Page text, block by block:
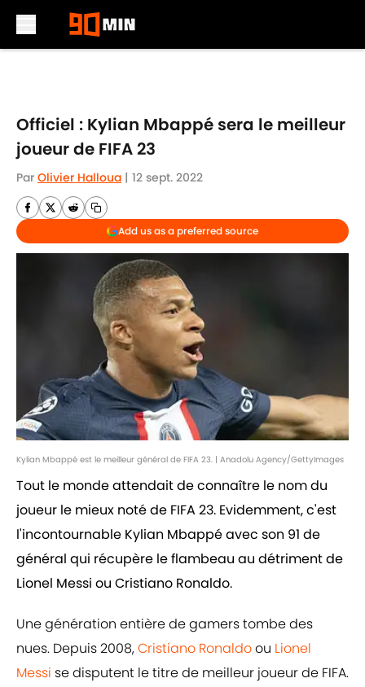
Officiel : Kylian Mbappé sera le meilleur
joueur de FIFA 23
Par Olivier Halloua | 12 sept. 2022
Add us as a preferred source
Kylian Mbappé est le meilleur général de FIFA 23. | Anadolu Agency/GettyImages
Tout le monde attendait de connaître le nom du
joueur le mieux noté de FIFA 23. Evidemment, c'est
l'incontournable Kylian Mbappé avec son 91 de
général qui récupère le flambeau au détriment de
Lionel Messi ou Cristiano Ronaldo.
Une génération entière de gamers tombe des
nues. Depuis 2008,Cristiano Ronaldoou Lionel
Messi se disputent le titre de meilleur joueur de FIFA.